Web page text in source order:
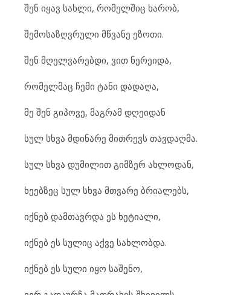
შენ იყავ სახლი, რომელშიც ხარობ,
შემოსაზღვრული მწვანე ეზოთი.
შენ მღელვარებდი, ვით ნერეიდა,
რომელმაც ჩემი ტანი დადაღა,
მე შენ გიპოვე, მაგრამ დღეიდან
სულ სხვა მდინარე მითრევს თავდაღმა.
სულ სხვა დუმილით გიმზერ ახლოდან,
ხეებზეც სულ სხვა მთვარე ბრიალებს,
იქნებ დამთავრდა ეს ხეტიალი,
იქნებ ეს სულიც აქვე სახლობდა.
იქნებ ეს სული იყო საშენო,